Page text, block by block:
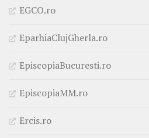
EGCO.ro
EparhiaClujGherla.ro
EpiscopiaBucuresti.ro
EpiscopiaMM.ro
Ercis.ro